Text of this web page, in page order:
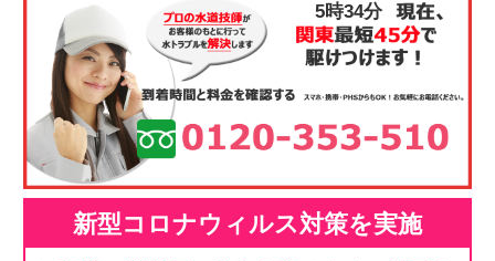
5時34分
新型コロナウィルス対策を実施